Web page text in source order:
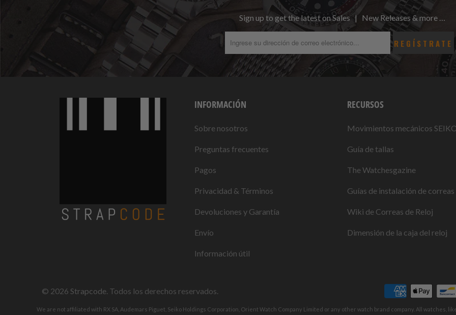
Sign up to get the latest on Sales | New Releases & more …
INFORMACIÓN
Sobre nosotros
Preguntas frecuentes
Pagos
Privacidad & Términos
Devoluciones y Garantía
Envío
Información útil
RECURSOS
Movimientos mecánicos
Guía de tallas
The Watchesgazine
Guías de instalación de
Wiki de Correas de Reloj
Dimensión de la caja del reloj
© 2026 Strapcode . Todos los derechos reservados.
We are not affiliated with RX SA, Audemars Piguet, Seiko Holdings Corporation, Orient Watch Company Limited or any other watch brand company. All watches,